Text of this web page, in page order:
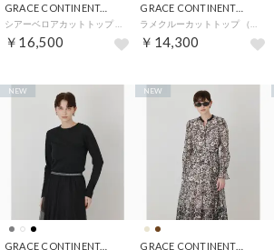
GRACE CONTINENTAL
￥16,500
GRACE CONTINENTAL
￥14,300
GRACE CONTINENTAL
NEW
GRACE CONTINENTAL
NEW